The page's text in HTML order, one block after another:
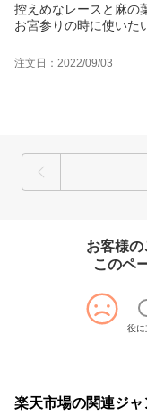
控えめなレースと麻の
お宮参りの時に使いた
注文日：2022/09/03
お客様
このペ
役に
楽天市場の関連ジャ